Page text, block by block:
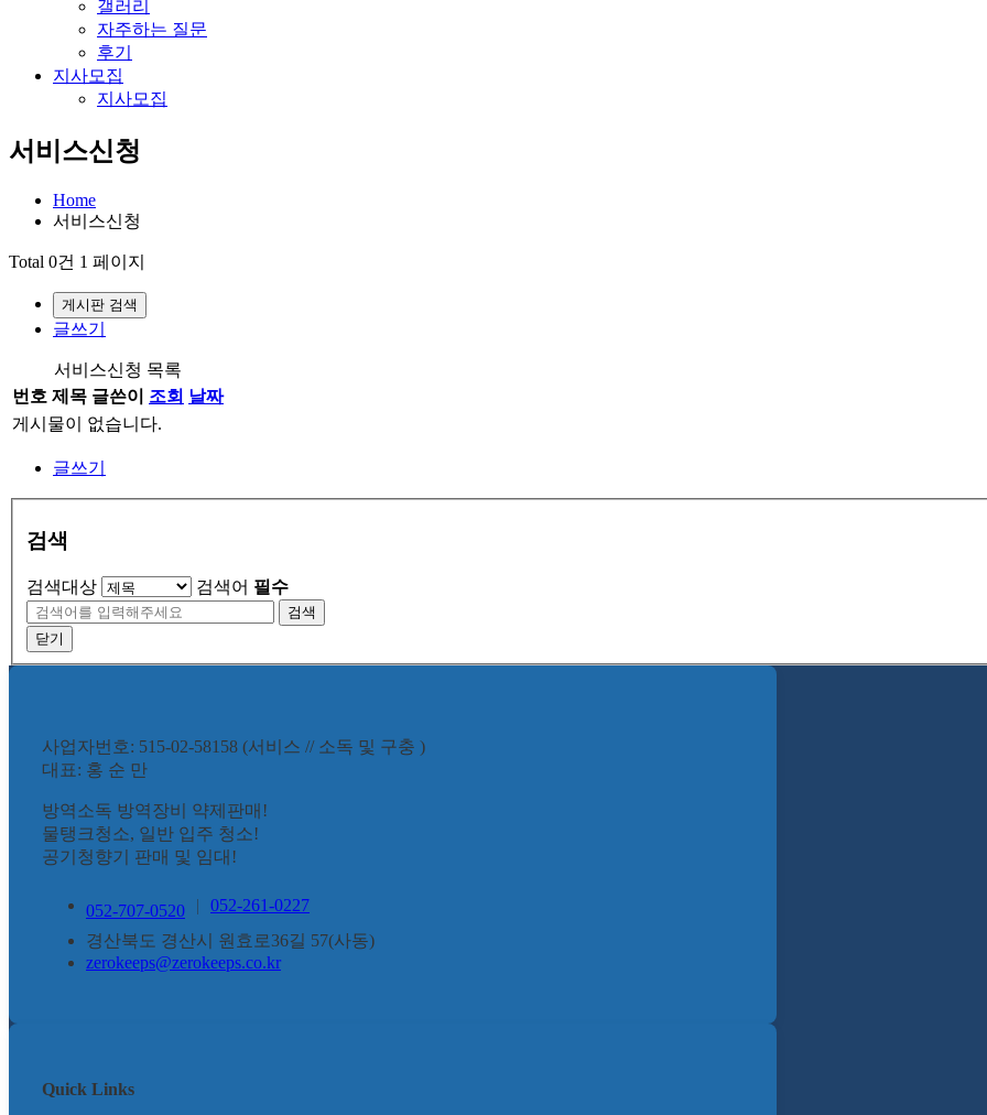
갤러리
자주하는 질문
후기
지사모집
지사모집
서비스신청
Home
서비스신청
Total 0건 1 페이지
게시판 검색
글쓰기
서비스신청 목록
번호 제목 글쓴이 조회 날짜
게시물이 없습니다.
글쓰기
검색
검색대상 검색어 필수
검색
닫기
사업자번호: 515-02-58158 (서비스 // 소독 및 구충 )
대표: 홍 순 만
방역소독 방역장비 약제판매!
물탱크청소, 일반 입주 청소!
공기청향기 판매 및 임대!
052-707-0520 |
052-261-0227
경산북도 경산시 원효로36길 57(사동)
zerokeeps@zerokeeps.co.kr
Quick Links